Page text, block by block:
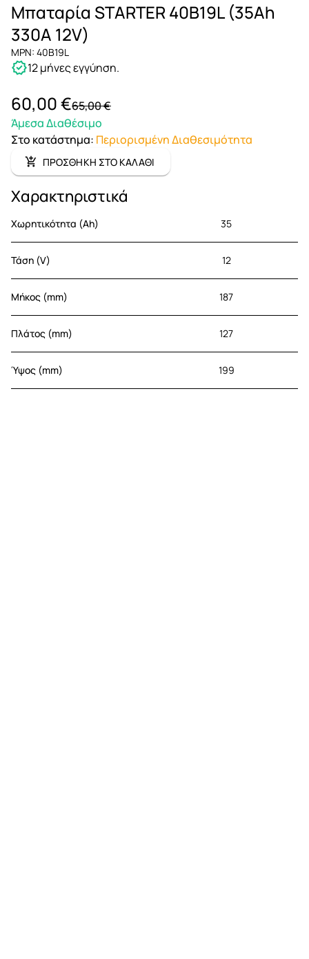
Μπαταρία STARTER 40B19L (35Ah
330A 12V)
MPN: 40B19L
12 μήνες εγγύηση.
60,00 €65,00 €
Άμεσα Διαθέσιμο
Στο κατάστημα: Περιορισμένη Διαθεσιμότητα
ΠΡΟΣΘΗΚΗ ΣΤΟ ΚΑΛΑΘΙ
Χαρακτηριστικά
Χωρητικότητα (Ah) 35
Τάση (V) 12
Μήκος (mm) 187
Πλάτος (mm) 127
Ύψος (mm) 199